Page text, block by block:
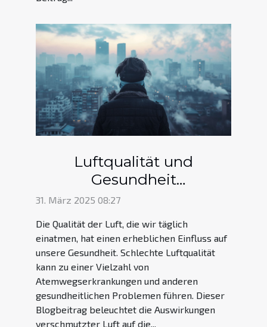
Luftqualität und
Gesundheit
Auswirkungen und
31. März 2025 08:27
Die Qualität der Luft, die wir täglich
einatmen, hat einen erheblichen Einfluss auf
unsere Gesundheit. Schlechte Luftqualität
kann zu einer Vielzahl von
Atemwegserkrankungen und anderen
gesundheitlichen Problemen führen. Dieser
Blogbeitrag beleuchtet die Auswirkungen
verschmutzter Luft auf die...